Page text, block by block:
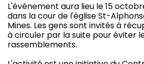
L'événement aura lieu le 15
dans la cour de l'église St-
Mines. Les gens sont invités à
à circuler par la suite pour éviter
rassemblements.